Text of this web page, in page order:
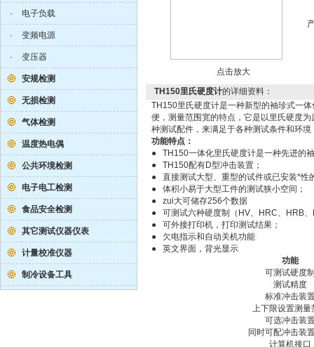
· 电子负载
· 变频电源
· 变压器
安规检测
无损检测
气体检测
温度热电偶
公共环境检测
电子电工检测
食品安全检测
其它测试仪器仪表
计量校准仪器
制冷设备工具
点击放大
TH150里氏硬度计的详细资料：
TH150里氏硬度计是一种新型的袖珍式一
便，测量范围宽的特点，它是以里氏硬度
种测试配件，来满足于各种测试条件和环
功能特点：
● TH150一体化里氏硬度计是一种先进的
● TH150配有D型冲击装置；
● 直接测试大型、重型的试件或已安装*性
● 体积小易于大型工件的测试狭小空间；
● zui大可储存256个数据
● 可测试六种硬度制（HV、HRC、HRB
● 可外接打印机，打印测试结果；
● 欠电指示和自动关机功能
● 英文界面，背光显示
功能
可测试硬度
测试精度
标准冲击装
上下限设置测量
可选冲击装
同时可配冲击装
计算机接口